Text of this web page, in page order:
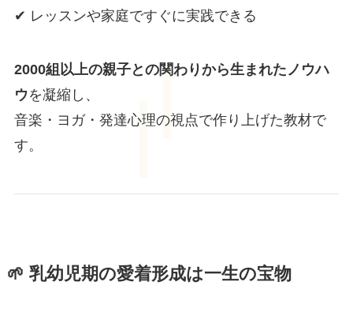
✔ レッスンや家庭ですぐに実践できる
2000組以上の親子との関わりから生まれたノウハ
ウを凝縮し、
音楽・ヨガ・発達心理の視点で作り上げた教材で
す。
🌱 乳幼児期の愛着形成は一生の宝物